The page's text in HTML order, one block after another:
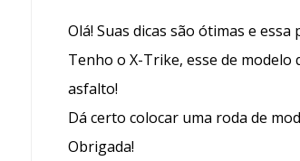
Olá! Suas dicas são ótimas e
Tenho o X-Trike, esse de
asfalto!
Dá certo colocar uma roda de
Obrigada!